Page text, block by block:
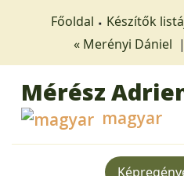
Főoldal Készítők
« Merényi Dániel |
Mérész
magyar